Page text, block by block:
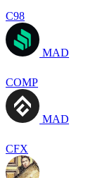
C98
MAD
COMP
MAD
CFX